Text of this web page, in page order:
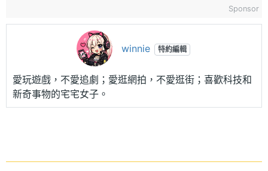
Sponsor
winnie 特約編輯
愛玩遊戲，不愛追劇；愛逛網拍，不愛逛街；喜歡科技和
新奇事物的宅宅女子。